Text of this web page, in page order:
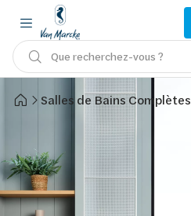
Que recherchez-vous ?
Salles de Bains Complètes